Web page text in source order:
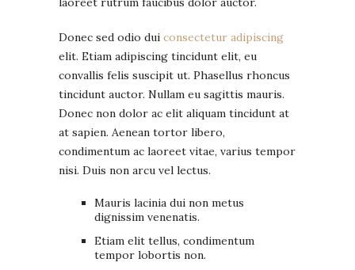
Donec sed odio dui consectetur adipiscing
elit. Etiam adipiscing tincidunt elit, eu
convallis felis suscipit ut. Phasellus rhoncus
tincidunt auctor. Nullam eu sagittis mauris.
Donec non dolor ac elit aliquam tincidunt at
at sapien. Aenean tortor libero,
condimentum ac laoreet vitae, varius tempor
nisi. Duis non arcu vel lectus.
Mauris lacinia dui non metus
dignissim venenatis.
Etiam elit tellus, condimentum
tempor lobortis non.